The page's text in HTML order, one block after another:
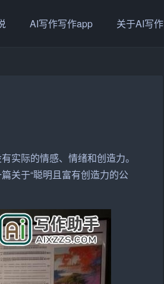
AI写作写作app 关于AI写作
实际的情感、情绪和创造力。
关于“聪明且富有创造力的公